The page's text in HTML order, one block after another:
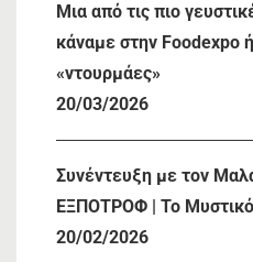
Μια από τις πιο
κάναμε στην Foodexpo
«ντουρμάες»
20/03/2026
Συνέντευξη με τον
ΕΞΠΟΤΡΟΦ | Το Μυστικό
20/02/2026